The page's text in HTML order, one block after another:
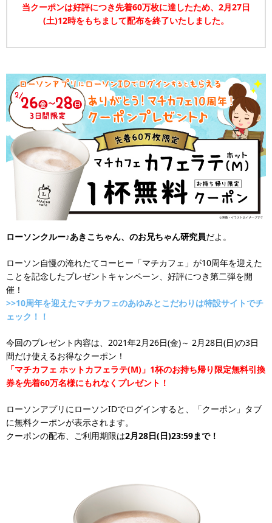
当クーポンは好評につき先着60万枚に達したため、2月27日
(土)12時をもちまして配布を終了いたしました。
ローソンクルー♪あきこちゃん、のお兄ちゃん研究員だよ。
ローソン自慢の淹れたてコーヒー「マチカフェ」が10周年を迎えた
ことを記念したプレゼントキャンペーン、好評につき第二弾を開
催！
>>10周年を迎えたマチカフェのあゆみとこだわりは特設サイトでチ
ェック！！
今回のプレゼント内容は、2021年2月26日(金)～ 2月28日(日)の3日
間だけ使えるお得なクーポン！
「マチカフェ ホットカフェラテ(M)」1杯のお持ち帰り限定無料引換
券を先着60万名様にもれなくプレゼント！
ローソンアプリにローソンIDでログインすると、「クーポン」タブ
に無料クーポンが表示されます。
クーポンの配布、ご利用期限は2月28日(日)23:59まで！